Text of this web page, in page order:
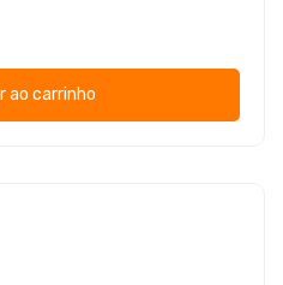
ao carrinho